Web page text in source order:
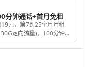
分钟通话+首月免租
元，第7到25个月月租
定向流量)，100分钟免
首充100元送240元话费，